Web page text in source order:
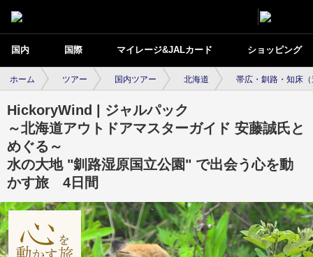
国内 国際 マイレージ&JALカード ショッピング
ホーム ツアー 国内ツアー 北海道 帯広・釧路・知床
HickoryWind | ジャルパック
～北海道アウトドアマスターガイド 安藤誠氏と
めぐる～
水の大地 "釧路湿原国立公園" で出会う心を動
かす旅 4日間